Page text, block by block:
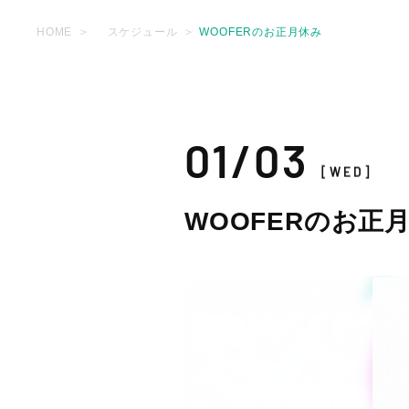
HOME スケジュール WOOFERのお正月休み
01/03 [WED]
WOOFERのお正